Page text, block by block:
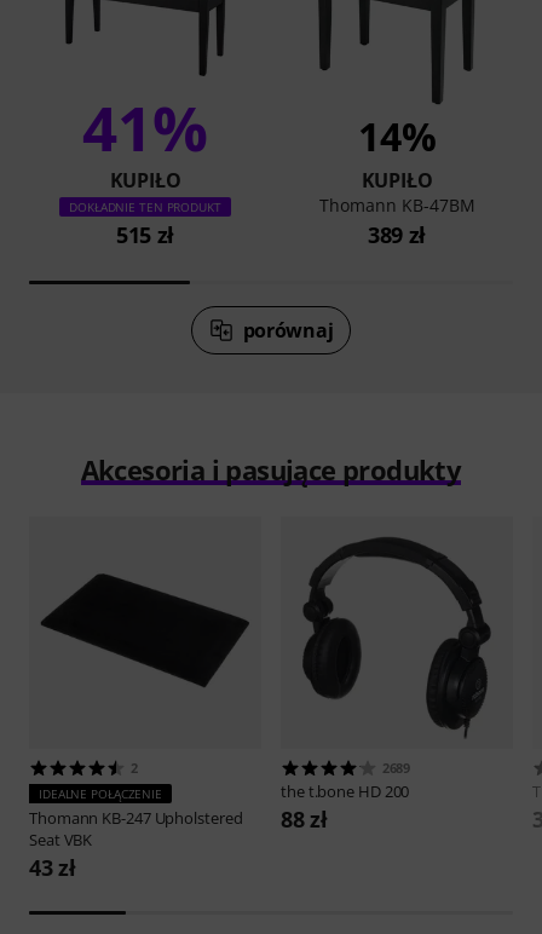
41%
KUPIŁO
DOKŁADNIE TEN PRODUKT
515 zł
14%
KUPIŁO
Thomann KB-47BM
389 zł
porównaj
Akcesoria i pasujące produkty
2
IDEALNE POŁĄCZENIE
Thomann KB-247 Upholstered
Seat VBK
43 zł
2689
the t.bone HD 200
88 zł